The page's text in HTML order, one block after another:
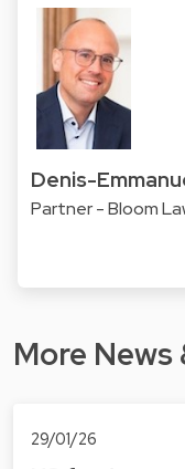
Denis-
Partner - Bloom
More
29/01/26